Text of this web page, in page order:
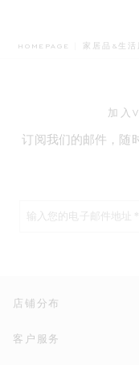
HOMEPAGE 家居品&生活
加入
订阅我们的邮件，随
店铺分布
客户服务